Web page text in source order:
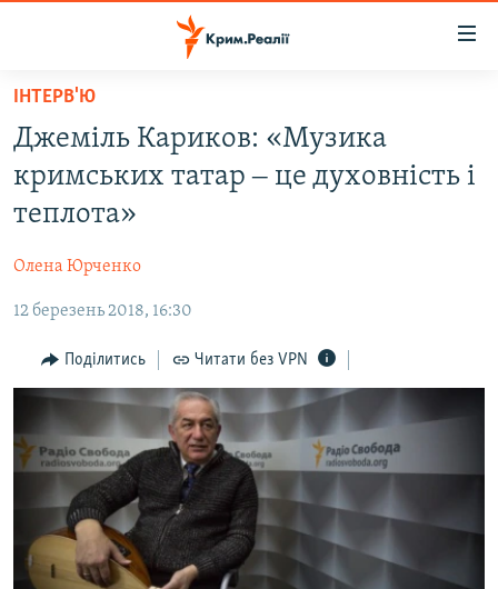
Перейти
основного
матеріалу
Перейти
до
основної
Перейти
пошуку
ВОДА.КРИМ
ВІДЕО ТА ФОТО
БЛОГИ
ПОГЛЯД
ІНТЕРВ'Ю
ВСЕ ЗА ДЕНЬ
СПЕЦПРОЕКТИ
ДЕПОРТАЦІЯ
ВІДЕОУРОКИ «ELIFBE»
СВІДЧЕННЯ ОКУПАЦІЇ
ЯК ОБІЙТИ БЛОКУВАННЯ
Русский
Qırımtatar
ІНТЕРВ'Ю
Джеміль Кариков: «Музика
кримських татар ‒ це духовність і
теплота»
Олена Юрченко
12 березень 2018, 16:30
Поділитись Читати без VPN